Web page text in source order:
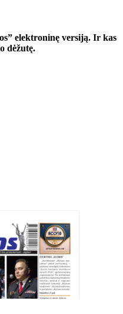
elektroninę versiją. Ir kas
dėžutę.